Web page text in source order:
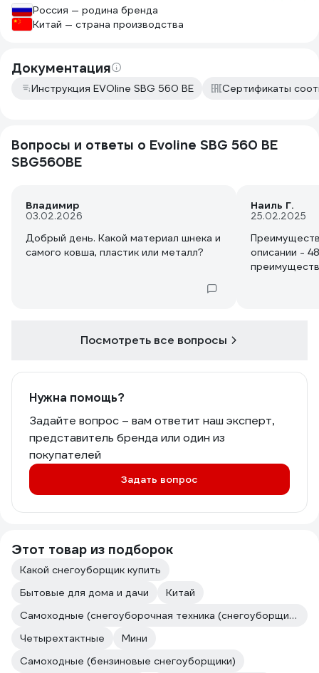
Россия — родина бренда
Китай — страна производства
Документация
Инструкция EVOline SBG 560 BE Сертификаты
Вопросы и ответы о Evoline SBG 560 BE
SBG560BE
Владимир
03.02.2026
Добрый день. Какой материал шнека и
самого ковша, пластик или металл?
Наиль Г.
25.02.2025
описании -
Посмотреть все вопросы
Нужна помощь?
Задайте вопрос – вам ответит наш эксперт,
представитель бренда или один из
покупателей
Задать вопрос
Этот товар из подборок
Какой снегоуборщик купить
Бытовые для дома и дачи
Китай
Самоходные (снегоуборочная техника (снегоуборщики))
Четырехтактные
Мини
Самоходные (бензиновые снегоуборщики)